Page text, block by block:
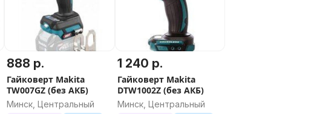
888 р.
Гайковерт Makita
TW007GZ (без АКБ)
Минск, Центральный
1 240 р.
Гайковерт Makita
DTW1002Z (без АКБ)
Минск, Центральный